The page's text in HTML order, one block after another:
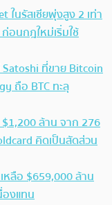
ในรัสเซียพุ่งสูง 2 เท่า
อนกฎใหม่เริ่มใช้
ที่ขาย Bitcoin
ถือ BTC ทะลุ
ล้าน จาก 276
คิดเป็นสัดส่วน
ลือ $659,000 ล้าน
องแทน